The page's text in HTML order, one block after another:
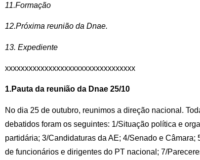
11.Formação
12.Próxima reunião da Dnae.
13. Expediente
xxxxxxxxxxxxxxxxxxxxxxxxxxxxxxxxx
1.Pauta da reunião da Dnae 25/10
No dia 25 de outubro, reunimos a direção nacional.
debatidos foram os seguintes: 1/Situação política e
partidária; 3/Candidaturas da AE; 4/Senado e
de funcionários e dirigentes do PT nacional; 7/